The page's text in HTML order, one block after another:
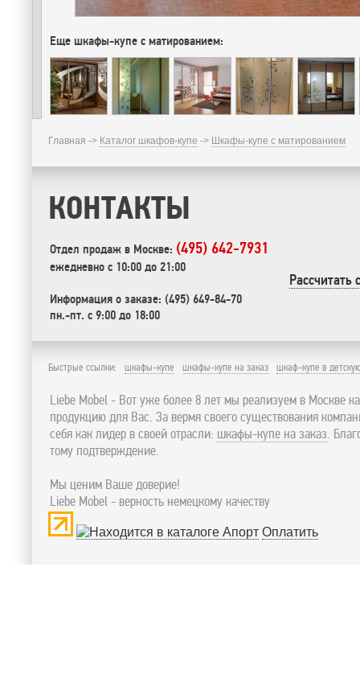
Еще шкафы-купе с матированием:
Главная -> Каталог шкафов-купе -> Шкафы-купе с матированием
КОНТАКТЫ
Отдел продаж в Москве: (495) 642-7931
ежедневно с 10:00 до 21:00
Информация о заказе: (495) 649-84-70
пн.-пт. с 9:00 до 18:00
Быстрые ссылки: шкафы-купе шкафы-купе на заказ шкаф-купе в
Liebe Mobel - Вот уже более 8 лет мы реализуем в Москве
продукцию для Вас. За вермя своего существования
себя как лидер в своей отрасли: шкафы-купе на заказ.
тому подтверждение.
Мы ценим Ваше доверие!
Liebe Mobel - верность немецкому качеству
Оплатить